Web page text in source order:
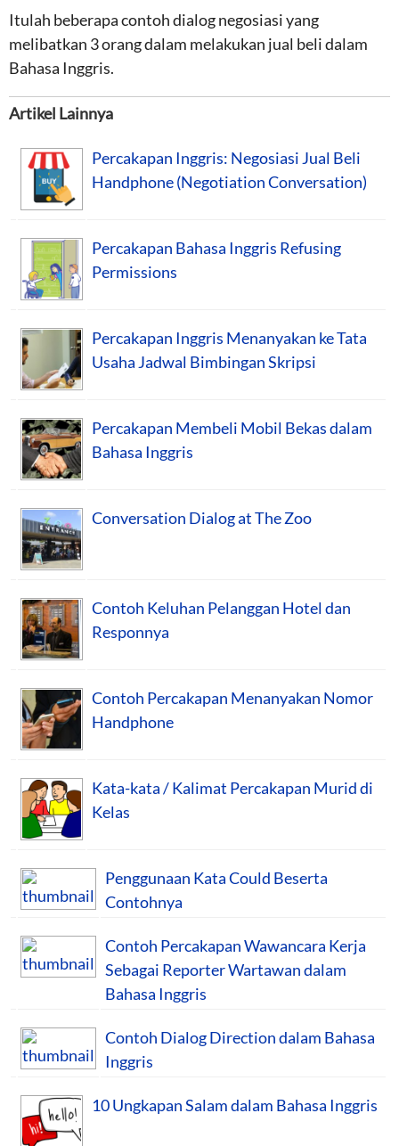
Itulah beberapa contoh dialog negosiasi yang
melibatkan 3 orang dalam melakukan jual beli dalam
Bahasa Inggris.
Artikel Lainnya
Percakapan Inggris: Negosiasi Jual Beli
Handphone (Negotiation Conversation)
Percakapan Bahasa Inggris Refusing
Permissions
Percakapan Inggris Menanyakan ke Tata
Usaha Jadwal Bimbingan Skripsi
Percakapan Membeli Mobil Bekas dalam
Bahasa Inggris
Conversation Dialog at The Zoo
Contoh Keluhan Pelanggan Hotel dan
Responnya
Contoh Percakapan Menanyakan Nomor
Handphone
Kata-kata / Kalimat Percakapan Murid di
Kelas
Penggunaan Kata Could Beserta
Contohnya
Contoh Percakapan Wawancara Kerja
Sebagai Reporter Wartawan dalam
Bahasa Inggris
Contoh Dialog Direction dalam Bahasa
Inggris
10 Ungkapan Salam dalam Bahasa Inggris